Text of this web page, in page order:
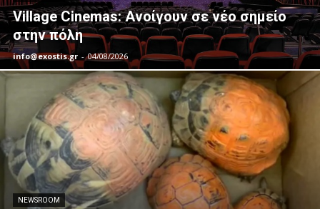
Village Cinemas: Ανοίγουν σε νέο σημείο
στην πόλη
info@exostis.gr - 04/08/2026
NEWSROOM